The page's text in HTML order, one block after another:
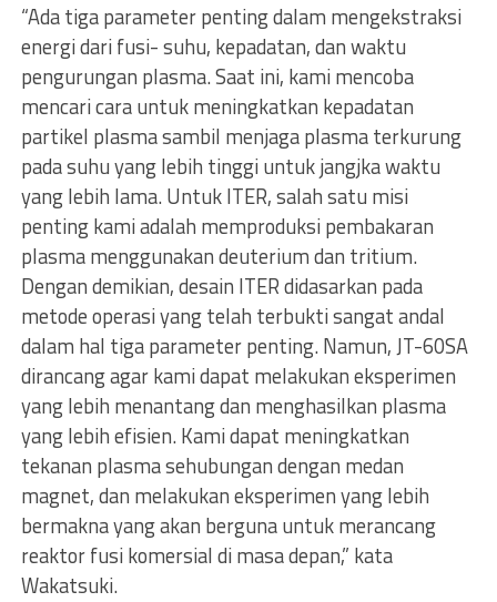
“Ada tiga parameter penting dalam mengekstraksi
energi dari fusi- suhu, kepadatan, dan waktu
pengurungan plasma. Saat ini, kami mencoba
mencari cara untuk meningkatkan kepadatan
partikel plasma sambil menjaga plasma terkurung
pada suhu yang lebih tinggi untuk jangjka waktu
yang lebih lama. Untuk ITER, salah satu misi
penting kami adalah memproduksi pembakaran
plasma menggunakan deuterium dan tritium.
Dengan demikian, desain ITER didasarkan pada
metode operasi yang telah terbukti sangat andal
dalam hal tiga parameter penting. Namun, JT-60SA
dirancang agar kami dapat melakukan eksperimen
yang lebih menantang dan menghasilkan plasma
yang lebih efisien. Kami dapat meningkatkan
tekanan plasma sehubungan dengan medan
magnet, dan melakukan eksperimen yang lebih
bermakna yang akan berguna untuk merancang
reaktor fusi komersial di masa depan,” kata
Wakatsuki.